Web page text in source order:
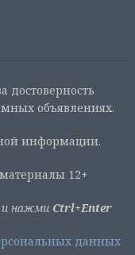
достоверность
объявлениях.
информации.
12+
и нажми Ctrl+Enter
данных